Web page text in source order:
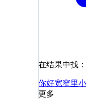
在结果中找：
你好宽窄里
更多